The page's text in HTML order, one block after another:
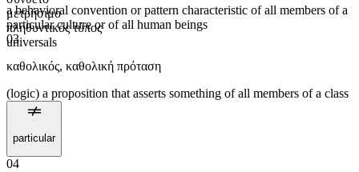
μετρήσιμο
πληθυντικός τύπος
universals
a behavioral convention or pattern characteristic of all members of a
particular culture or of all human beings
03
καθολικός, καθολική πρόταση
(logic) a proposition that asserts something of all members of a class
particular
04